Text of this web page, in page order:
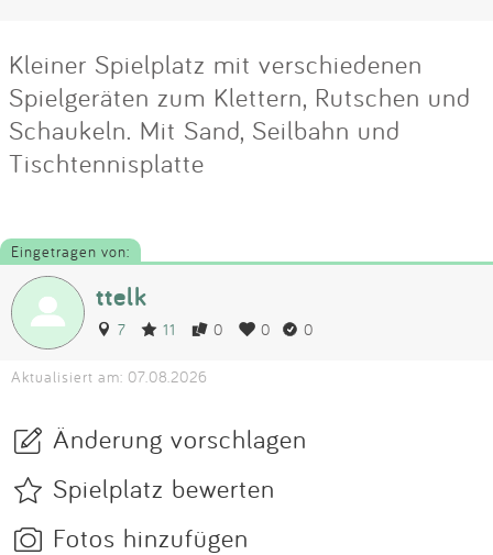
Kleiner Spielplatz mit verschiedenen
Spielgeräten zum Klettern, Rutschen und
Schaukeln. Mit Sand, Seilbahn und
Tischtennisplatte
Eingetragen von:
ttelk
7 11 0 0 0
Aktualisiert am: 07.08.2026
Änderung vorschlagen
Spielplatz bewerten
Fotos hinzufügen